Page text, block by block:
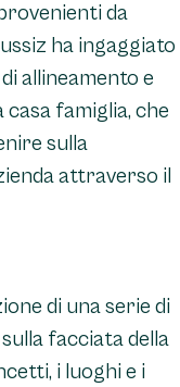
da
ha ingaggiato
allineamento e
famiglia, che
sulla
attraverso il
di una serie di
facciata della
i luoghi e i